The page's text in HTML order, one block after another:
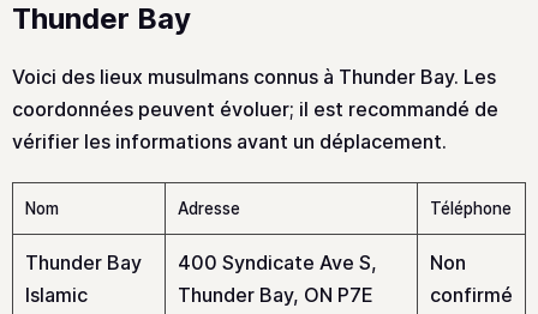
Thunder Bay
Voici des lieux musulmans connus à Thunder Bay. Les
coordonnées peuvent évoluer; il est recommandé de
vérifier les informations avant un déplacement.
Nom Adresse Téléphone
Thunder Bay
Islamic
400 Syndicate Ave S,
Thunder Bay, ON P7E
Non
confirmé